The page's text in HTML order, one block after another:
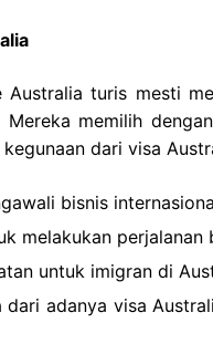
Australia turis mesti
Mereka memilih
dari visa
bisnis
melakukan perjalanan
untuk imigran di
dari adanya visa